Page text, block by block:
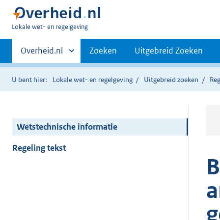
U
hier:
Lokale wet- en regelgeving
Primaire
navigatie
Andere
sites
binnen
Overheid.nl Zoeken Uitgebreid Zoeken
U bent hier: Lokale wet- en regelgeving Uitgebreid zoeken
Wetstechnische informatie
Regeling tekst